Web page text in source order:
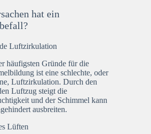
hat ein
Luftzirkulation
häufigsten Gründe für die
ist eine schlechte, oder
Luftzirkulation. Durch den
Luftzug steigt die
und der Schimmel kann
ausbreiten.
Lüften